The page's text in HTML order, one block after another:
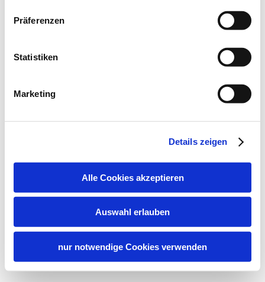
Präferenzen
Statistiken
Marketing
Details zeigen
Alle Cookies akzeptieren
Auswahl erlauben
nur notwendige Cookies verwenden